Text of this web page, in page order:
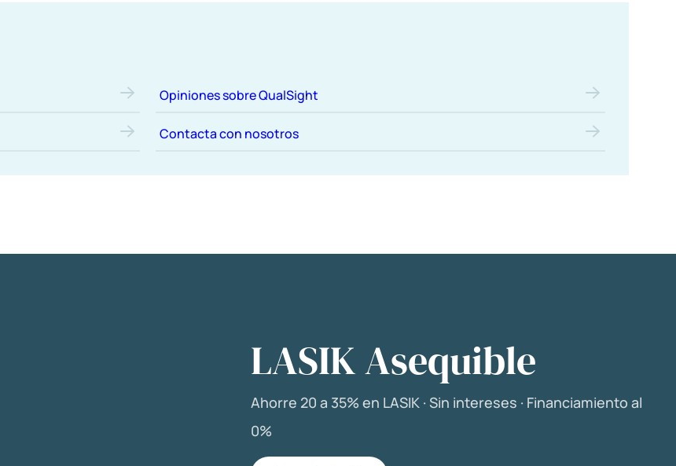
Opiniones sobre QualSight
Contacta con nosotros
LASIK Asequible
Ahorre 20 a 35% en LASIK · Sin intereses · Financiamiento al
0%